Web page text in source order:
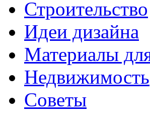
Строительство
Идеи дизайна
Материалы
Недвижимость
Советы